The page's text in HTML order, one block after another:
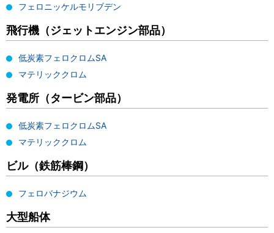
フェロニッケルモリブデン
飛行機（ジェットエンジン部品）
低炭素フェロクロムSA
マテリッククロム
発電所（タービン部品）
低炭素フェロクロムSA
マテリッククロム
ビル（鉄筋棒鋼）
フェロバナジウム
大型船体